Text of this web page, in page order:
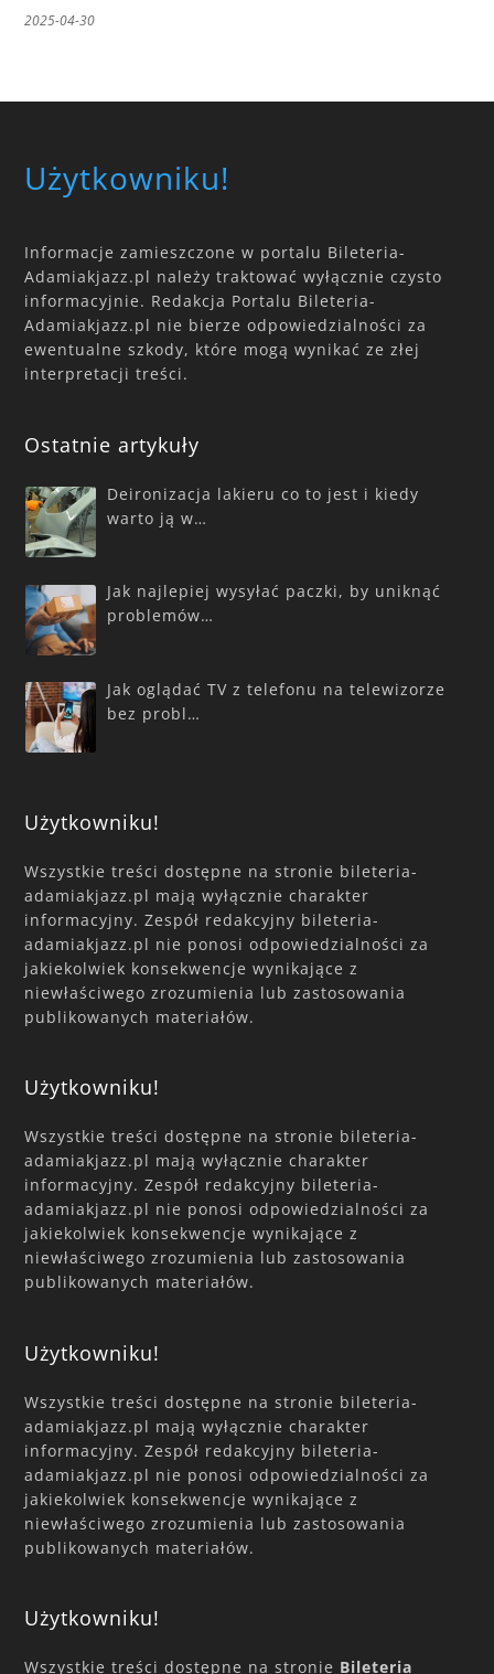
2025-04-30
Użytkowniku!
Informacje zamieszczone w portalu Bileteria-
Adamiakjazz.pl należy traktować wyłącznie czysto
informacyjnie. Redakcja Portalu Bileteria-
Adamiakjazz.pl nie bierze odpowiedzialności za
ewentualne szkody, które mogą wynikać ze złej
interpretacji treści.
Ostatnie artykuły
Deironizacja lakieru co to jest i kiedy
warto ją w…
Jak najlepiej wysyłać paczki, by uniknąć
problemów…
Jak oglądać TV z telefonu na telewizorze
bez probl…
Użytkowniku!
Wszystkie treści dostępne na stronie bileteria-
adamiakjazz.pl mają wyłącznie charakter
informacyjny. Zespół redakcyjny bileteria-
adamiakjazz.pl nie ponosi odpowiedzialności za
jakiekolwiek konsekwencje wynikające z
niewłaściwego zrozumienia lub zastosowania
publikowanych materiałów.
Użytkowniku!
Wszystkie treści dostępne na stronie bileteria-
adamiakjazz.pl mają wyłącznie charakter
informacyjny. Zespół redakcyjny bileteria-
adamiakjazz.pl nie ponosi odpowiedzialności za
jakiekolwiek konsekwencje wynikające z
niewłaściwego zrozumienia lub zastosowania
publikowanych materiałów.
Użytkowniku!
Wszystkie treści dostępne na stronie bileteria-
adamiakjazz.pl mają wyłącznie charakter
informacyjny. Zespół redakcyjny bileteria-
adamiakjazz.pl nie ponosi odpowiedzialności za
jakiekolwiek konsekwencje wynikające z
niewłaściwego zrozumienia lub zastosowania
publikowanych materiałów.
Użytkowniku!
Wszystkie treści dostępne na stronie Bileteria